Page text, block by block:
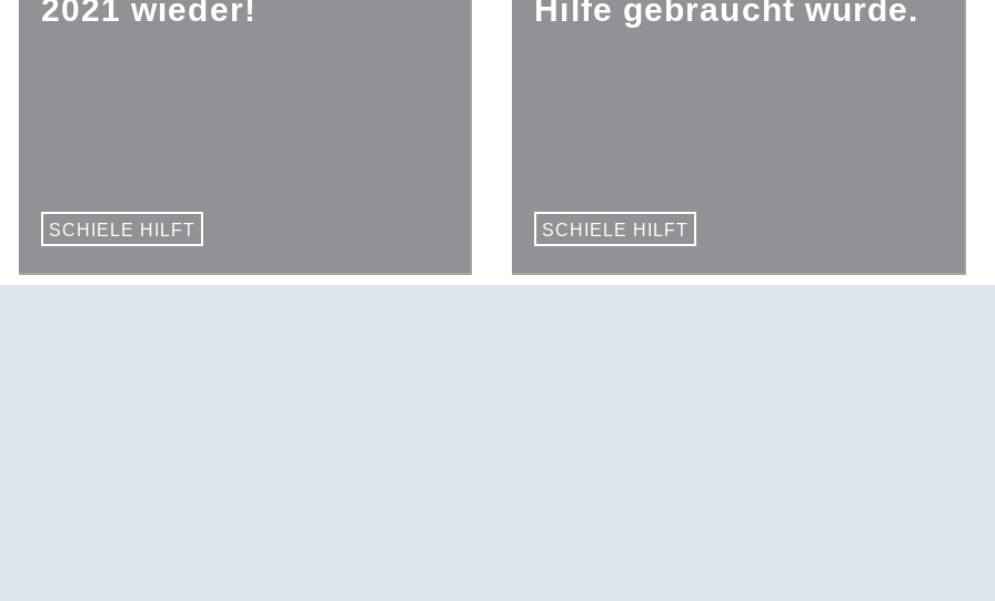
2021 wieder!
SCHIELE HILFT
Hilfe gebraucht wurde.
SCHIELE HILFT